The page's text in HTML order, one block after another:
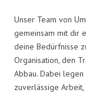
Unser Team von
gemeinsam mit dir
deine Bedürfnisse
Organisation, den
Abbau. Dabei
zuverlässige